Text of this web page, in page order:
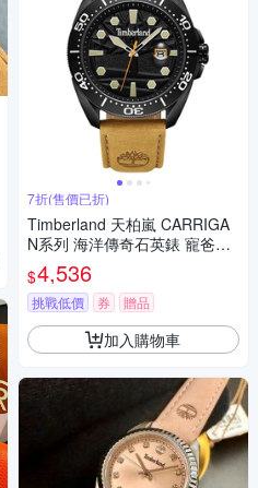
7折(售價已折)
Timberland 天柏嵐 CARRIGA
N系列 海洋傳奇石英錶 寵爸時
刻 送禮推薦-44mm TDWGB22
30601
$4,536
挑戰低價 券 贈品
加入購物車